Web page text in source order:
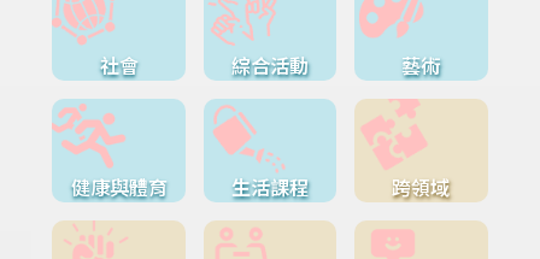
社會 綜合活動 藝術
健康與體育 生活課程 跨領域